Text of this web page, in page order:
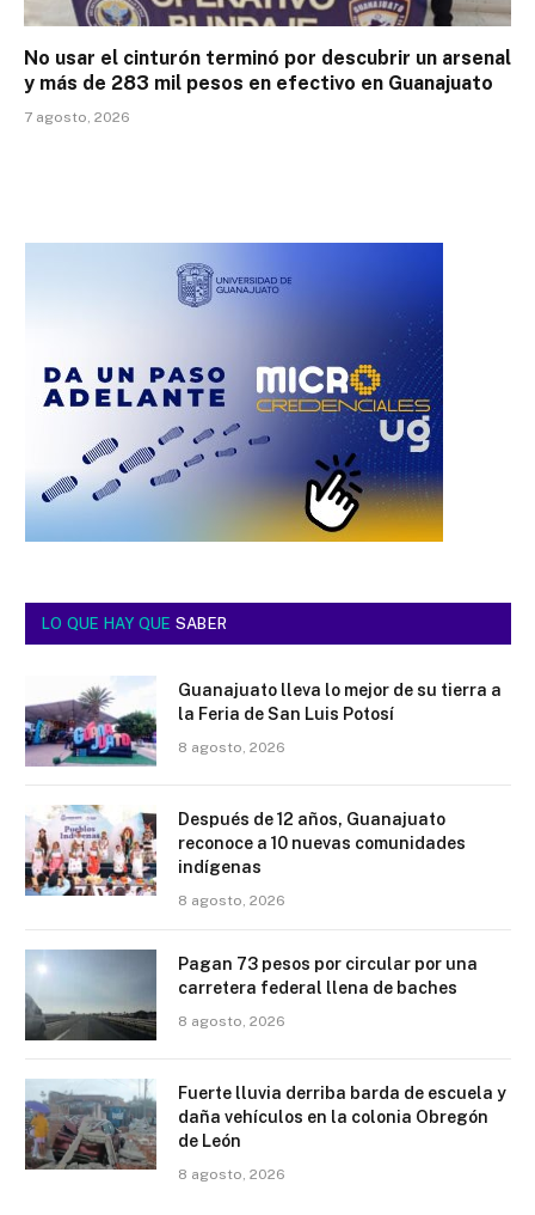
No usar el cinturón terminó por descubrir un arsenal
y más de 283 mil pesos en efectivo en Guanajuato
7 agosto, 2026
LO QUE HAY QUE SABER
Guanajuato lleva lo mejor de su tierra a
la Feria de San Luis Potosí
8 agosto, 2026
Después de 12 años, Guanajuato
reconoce a 10 nuevas comunidades
indígenas
8 agosto, 2026
Pagan 73 pesos por circular por una
carretera federal llena de baches
8 agosto, 2026
Fuerte lluvia derriba barda de escuela y
daña vehículos en la colonia Obregón
de León
8 agosto, 2026